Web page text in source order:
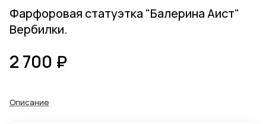
Фарфоровая статуэтка "Балерина Аист"
Вербилки.
2 700 ₽
Описание